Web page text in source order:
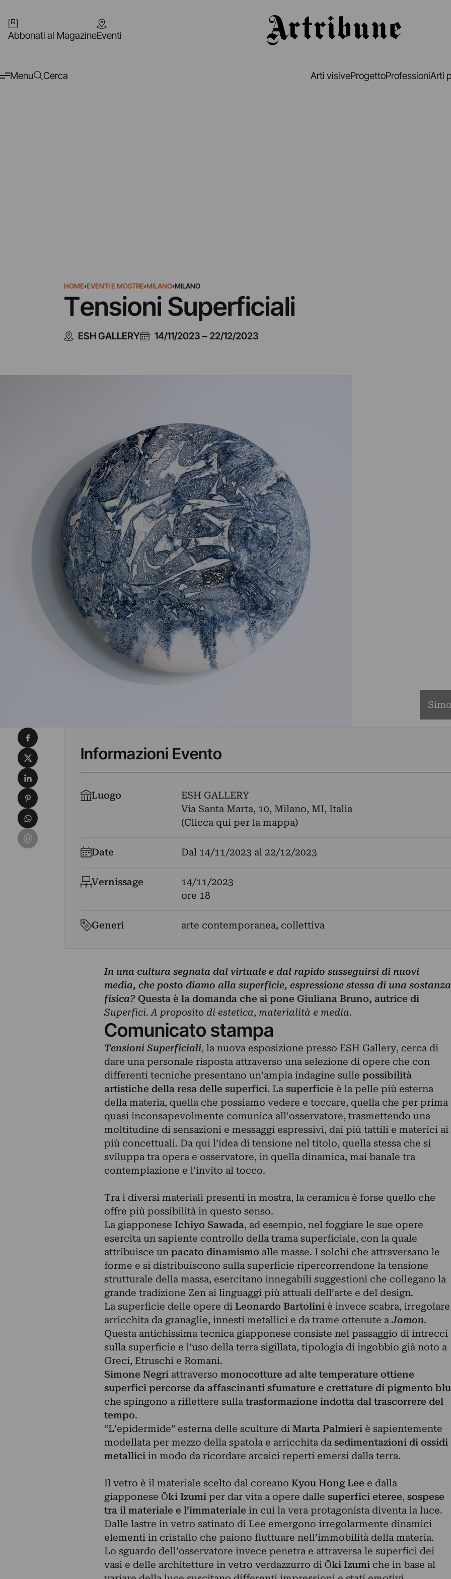
Abbonati al MagazineEventi
Menu Cerca Arti visiveProgettoProfessioniArti
HOME›EVENTI E MOSTRE›MILANO›MILANO
Tensioni Superficiali
ESH GALLERY 14/11/2023 – 22/12/2023
Informazioni Evento
Luogo
ESH GALLERY
Via Santa Marta, 10, Milano, MI, Italia
(Clicca qui per la mappa)
Date Dal 14/11/2023 al 22/12/2023
Vernissage
14/11/2023
ore 18
Generi arte contemporanea, collettiva
In una cultura segnata dal virtuale e dal rapido susseguirsi di nuovi
media, che posto diamo alla superficie, espressione stessa di una sostanza
fisica?Questa è la domanda che si pone Giuliana Bruno, autrice di
Superfici. A proposito di estetica, materialità e media.
Comunicato stampa
Tensioni Superficiali, la nuova esposizione presso ESH Gallery, cerca di
dare una personale risposta attraverso una selezione di opere che con
differenti tecniche presentano un’ampia indagine sulle possibilità
artistiche della resa delle superfici. La superficie è la pelle più esterna
della materia, quella che possiamo vedere e toccare, quella che per prima
quasi inconsapevolmente comunica all'osservatore, trasmettendo una
moltitudine di sensazioni e messaggi espressivi, dai più tattili e materici ai
più concettuali. Da qui l’idea di tensione nel titolo, quella stessa che si
sviluppa tra opera e osservatore, in quella dinamica, mai banale tra
contemplazione e l’invito al tocco.
Tra i diversi materiali presenti in mostra, la ceramica è forse quello che
offre più possibilità in questo senso.
La giapponese Ichiyo Sawada, ad esempio, nel foggiare le sue opere
esercita un sapiente controllo della trama superficiale, con la quale
attribuisce un pacato dinamismo alle masse. I solchi che attraversano le
forme e si distribuiscono sulla superficie ripercorrendone la tensione
strutturale della massa, esercitano innegabili suggestioni che collegano la
grande tradizione Zen ai linguaggi più attuali dell’arte e del design.
La superficie delle opere di Leonardo Bartoliniè invece scabra,
arricchita da granaglie, innesti metallici e da trame ottenute aJomon.
Questa antichissima tecnica giapponese consiste nel passaggio di intrecci
sulla superficie e l’uso della terra sigillata, tipologia di ingobbio già noto a
Greci, Etruschi e Romani.
Simone Negriattraverso monocotture ad alte temperature ottiene
superfici percorse da affascinanti sfumature e crettature di pigmento blu
che spingono a riflettere sulla trasformazione indotta dal trascorrere del
tempo.
“L’epidermide” esterna delle sculture di Marta Palmieri è sapientemente
modellata per mezzo della spatola e arricchita da sedimentazioni di ossidi
metalliciin modo da ricordare arcaici reperti emersi dalla terra.
Il vetro è il materiale scelto dal coreano Kyou Hong Lee e dalla
giapponese Ōki Izumi per dar vita a opere dalle superfici eteree, sospese
tra il materiale e l’immateriale in cui la vera protagonista diventa la luce.
Dalle lastre in vetro satinato di Lee emergono irregolarmente dinamici
elementi in cristallo che paiono fluttuare nell’immobilità della materia.
Lo sguardo dell’osservatore invece penetra e attraversa le superfici dei
vasi e delle architetture in vetro verdazzurro di Ōki Izumiche in base al
Condividi su Facebook
Condividi su X
Condividi su LinkedIn
Condividi su Pinterest
Condividi su WhatsApp
Condividi su Email